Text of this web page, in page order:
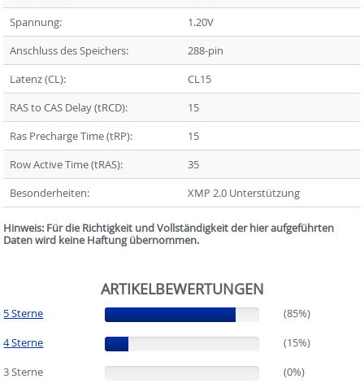
Spannung:
1.20V
Anschluss des Speichers:
288-pin
Latenz (CL):
CL15
RAS to CAS Delay (tRCD):
15
Ras Precharge Time (tRP):
15
Row Active Time (tRAS):
35
Besonderheiten:
XMP 2.0 Unterstützung
Hinweis: Für die Richtigkeit und Vollständigkeit der hier aufgeführten
Daten wird keine Haftung übernommen.
ARTIKELBEWERTUNGEN
5 Sterne (85%)
(85%)
4 Sterne
(15%)
(15%)
3 Sterne
(0%)